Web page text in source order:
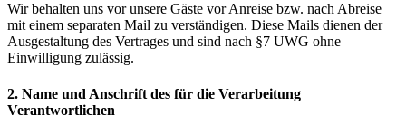
Wir behalten uns vor unsere Gäste vor Anreise bzw. nach Abreise
mit einem separaten Mail zu verständigen. Diese Mails dienen der
Ausgestaltung des Vertrages und sind nach §7 UWG ohne
Einwilligung zulässig.
2. Name und Anschrift des für die Verarbeitung
Verantwortlichen